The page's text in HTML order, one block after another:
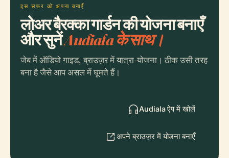
इस सफर को अपना बनाएँ
लोअर बैरक्का गार्डन की योजना बनाएँ
और सुनेंAudiala के साथ।
जेब में ऑडियो गाइड, ब्राउज़र में यात्रा-योजना। ठीक उसी तरह
बना है जैसे आप असल में घूमते हैं।
Audiala ऐप में खोलें
अपने ब्राउज़र में योजना बनाएँ